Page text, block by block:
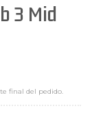
3 Mid
final del pedido.